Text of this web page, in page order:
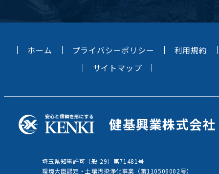
ホーム プライバシーポリシー
利用規約
サイトマップ
健基興業株式会社
埼玉県知事許可（般-29）第71481号
環境大臣認定・土壤汚染浄化事業（第110506002号）